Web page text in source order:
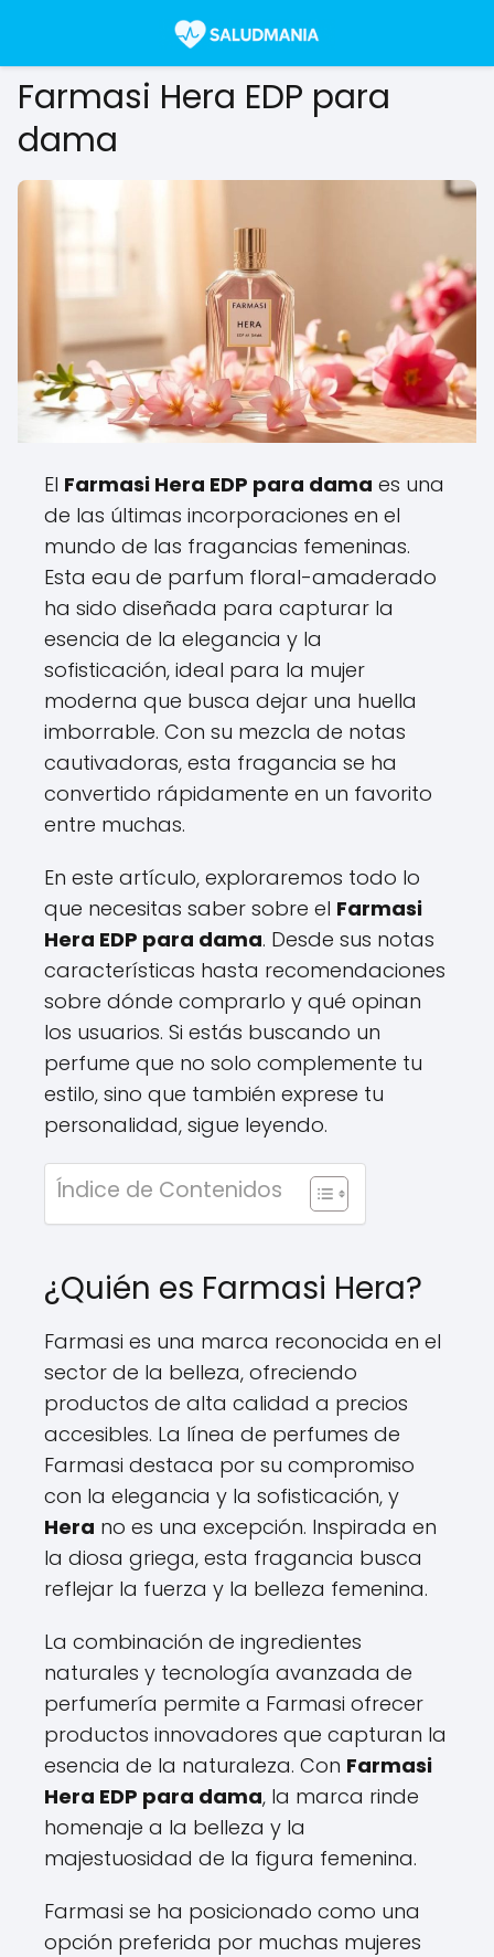
Farmasi Hera EDP para
dama
El Farmasi Hera EDP para dama es una
de las últimas incorporaciones en el
mundo de las fragancias femeninas.
Esta eau de parfum floral-amaderado
ha sido diseñada para capturar la
esencia de la elegancia y la
sofisticación, ideal para la mujer
moderna que busca dejar una huella
imborrable. Con su mezcla de notas
cautivadoras, esta fragancia se ha
convertido rápidamente en un favorito
entre muchas.
En este artículo, exploraremos todo lo
que necesitas saber sobre el Farmasi
Hera EDP para dama. Desde sus notas
características hasta recomendaciones
sobre dónde comprarlo y qué opinan
los usuarios. Si estás buscando un
perfume que no solo complemente tu
estilo, sino que también exprese tu
personalidad, sigue leyendo.
Índice de Contenidos
¿Quién es Farmasi Hera?
Farmasi es una marca reconocida en el
sector de la belleza, ofreciendo
productos de alta calidad a precios
accesibles. La línea de perfumes de
Farmasi destaca por su compromiso
con la elegancia y la sofisticación, y
Hera no es una excepción. Inspirada en
la diosa griega, esta fragancia busca
reflejar la fuerza y la belleza femenina.
La combinación de ingredientes
naturales y tecnología avanzada de
perfumería permite a Farmasi ofrecer
productos innovadores que capturan la
esencia de la naturaleza. Con Farmasi
Hera EDP para dama, la marca rinde
homenaje a la belleza y la
majestuosidad de la figura femenina.
Farmasi se ha posicionado como una
opción preferida por muchas mujeres